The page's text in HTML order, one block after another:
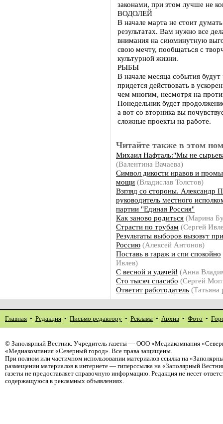
законами, при этом лучше не
ВОДОЛЕЙ
В начале марта не стоит
результатах. Вам нужно все
внимания на сиюминутную
свою мечту, пообщаться с
культурной жизни.
РЫБЫ
В начале месяца события
придется действовать в
чем многим, несмотря на
Понедельник будет
а вот со вторника вы
сложные проекты на работе.
Читайте также в этом
Михаил Нафталь:"Мы не
(Валентина Вачаева)
Символ дикости нравов и
мощи (Владислав Толстов)
Взгляд со стороны. Александр
руководитель местного
партии "Единая Россия"
Как заново родиться (Марина
Страсти по трубам (Сергей
Результаты выборов вызовут
Россию (Алексей Антонов)
Поставь в гараж и спи спокойно
Ивлев)
С весной и удачей! (Анна
Сто тысяч спасибо (Сергей
Ответит работодатель (Татьяна
Главная • Редакция • Письмо редактору • Реклама • Архив • Фото •
© Заполярный Вестник. Учредитель газеты — ООО «Медиакомпания
«Медиакомпания «Северный город». Все права защищены.
При полном или частичном использовании материалов ссылка на
размещении материалов в интернете — гиперссылка на «Заполярный
газеты не предоставляет справочную информацию. Редакция не несет
содержащуюся в рекламных объявлениях.